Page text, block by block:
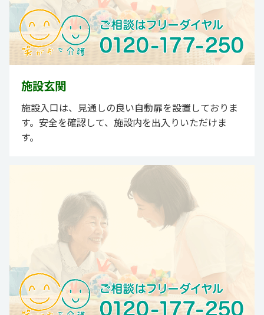
施設玄関
施設入口は、見通しの良い自動扉を設置しておりま
す。安全を確認して、施設内を出入りいただけま
す。